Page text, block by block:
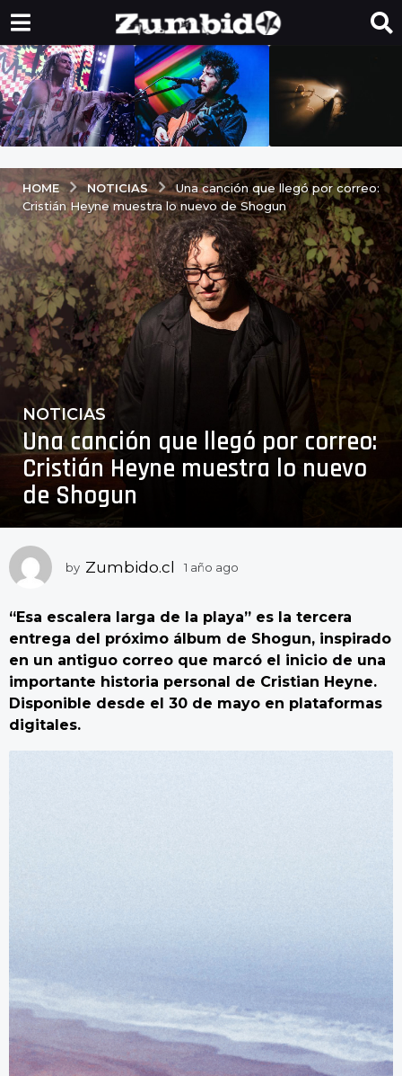
HOME NOTICIAS
Una canción que llegó por correo:
Cristián Heyne muestra lo nuevo de Shogun
1
a
ñ
o
a
o
1
ñ
o
o
NOTICIAS
Una canción que llegó por correo:
Cristián Heyne muestra lo nuevo
de Shogun
by Zumbido.cl 1 año ago
o
a
o
“Esa escalera larga de la playa” es la tercera
entrega del próximo álbum de Shogun, inspirado
en un antiguo correo que marcó el inicio de una
importante historia personal de Cristian Heyne.
Disponible desde el 30 de mayo en plataformas
digitales.